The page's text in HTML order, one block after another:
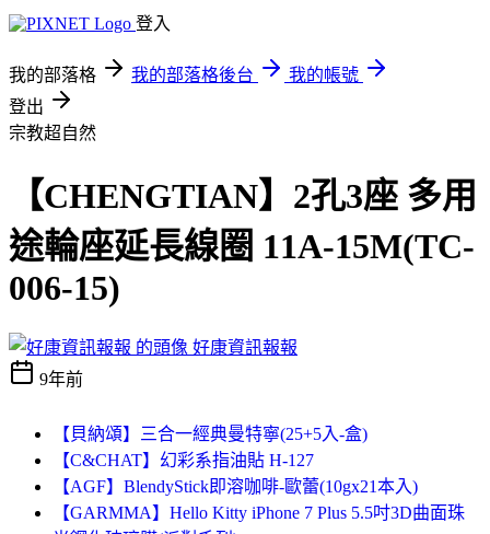
登入
我的部落格 我的部落格後台
我的帳號
登出
宗教超自然
【CHENGTIAN】2孔3座 多用
途輪座延長線圈 11A-15M(TC-
006-15)
好康資訊報報
9年前
【貝納頌】三合一經典曼特寧(25+5入-盒)
【C&CHAT】幻彩系指油貼 H-127
【AGF】BlendyStick即溶咖啡-歐蕾(10gx21本入)
【GARMMA】Hello Kitty iPhone 7 Plus 5.5吋3D曲面珠